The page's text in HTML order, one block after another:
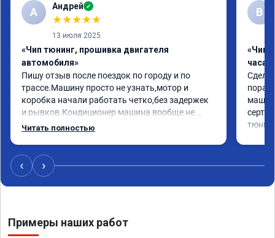
А Андрей ✓
★★★★★
13 июля 2025
«Чип тюнинг, прошивка двигателя
автомобиля»
Пишу отзыв после поездок по городу и по
трассе.Машину просто не узнать,мотор и
коробка начали работать четко,без задержек
и рывков.Кондиционер машина вообще не
чуствует.Расход топлива остался прежним,при
Читать полностью
В
«Чип
часа»
‹ ›
Примеры наших работ